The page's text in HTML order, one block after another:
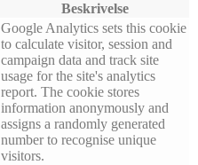
Beskrivelse
Google Analytics sets this cookie
to calculate visitor, session and
campaign data and track site
usage for the site's analytics
report. The cookie stores
information anonymously and
assigns a randomly generated
number to recognise unique
visitors.